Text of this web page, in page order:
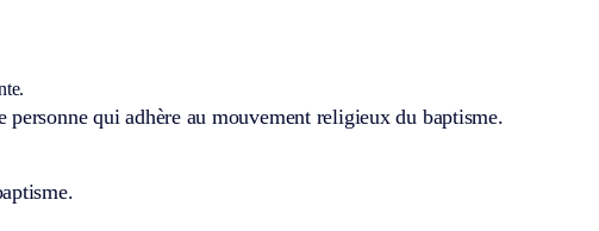
personne qui adhère au mouvement religieux du baptisme.